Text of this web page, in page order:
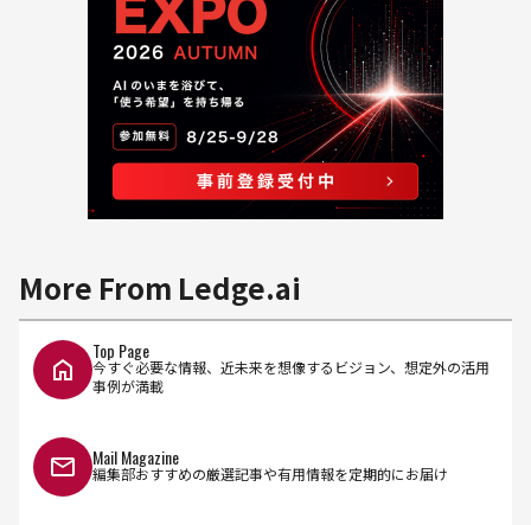
More From Ledge.ai
Top Page
今すぐ必要な情報、近未来を想像するビジョン、想定外の活用
事例が満載
Mail Magazine
編集部おすすめの厳選記事や有用情報を定期的にお届け